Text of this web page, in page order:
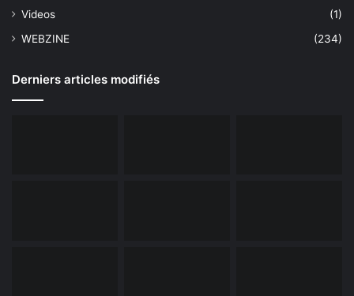
Videos
(1)
WEBZINE
(234)
Derniers articles modifiés